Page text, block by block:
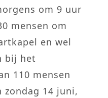
om 9 uur
mensen om
en wel
bij het
110 mensen
zondag 14 juni,